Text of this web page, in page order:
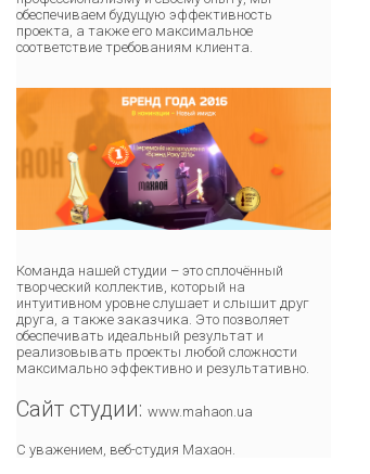
обеспечиваем будущую эффективность
проекта, а также его максимальное
соответствие требованиям клиента.
Команда нашей студии – это сплочённый
творческий коллектив, который на
интуитивном уровне слушает и слышит друг
друга, а также заказчика. Это позволяет
обеспечивать идеальный результат и
реализовывать проекты любой сложности
максимально эффективно и результативно.
Сайт студии: www.mahaon.ua
С уважением, веб-студия Махаон.